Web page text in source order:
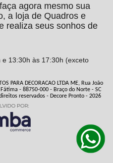
agora mesmo sua
a loja de Quadros e
realiza seus sonhos de
13:30h às 17:30h (exceto
PARA DECORACAO LTDA ME, Rua João
- 88750-000 - Braço do Norte - SC
reservados - Decore Pronto - 2026